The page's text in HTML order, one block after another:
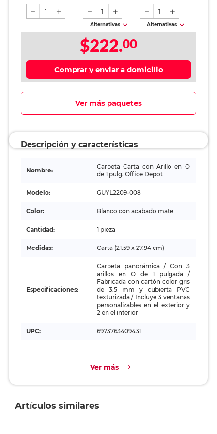
1 1
Alternativas
1
Alternativas
$222.00
Comprar y enviar a domicilio
Ver más paquetes
Descripción y características
Nombre:
Carpeta Carta con Arillo en O
de 1 pulg. Office Depot
Modelo: GUYL2209-008
Color: Blanco con acabado mate
Cantidad: 1 pieza
Medidas: Carta (21.59 x 27.94 cm)
Especificaciones:
Carpeta panorámica / Con 3
arillos en O de 1 pulgada /
Fabricada con cartón color gris
de 3.5 mm y cubierta PVC
texturizada / Incluye 3 ventanas
personalizables en el exterior y
2 en el interior
UPC: 6973763409431
Ver más
Artículos similares